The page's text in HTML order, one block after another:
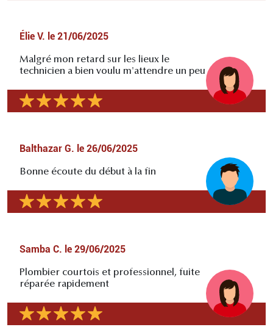
Élie V. le 21/06/2025
Malgré mon retard sur les lieux le
technicien a bien voulu m'attendre un peu
Balthazar G. le 26/06/2025
Bonne écoute du début à la fin
Samba C. le 29/06/2025
Plombier courtois et professionnel, fuite
réparée rapidement